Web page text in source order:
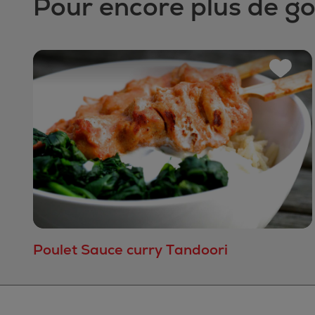
Pour encore plus de
Poulet Sauce curry Tandoori